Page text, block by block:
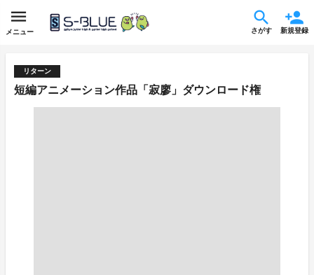
メニュー さがす 新規登録
リターン
短編アニメーション作品「寂廖」ダウンロード権